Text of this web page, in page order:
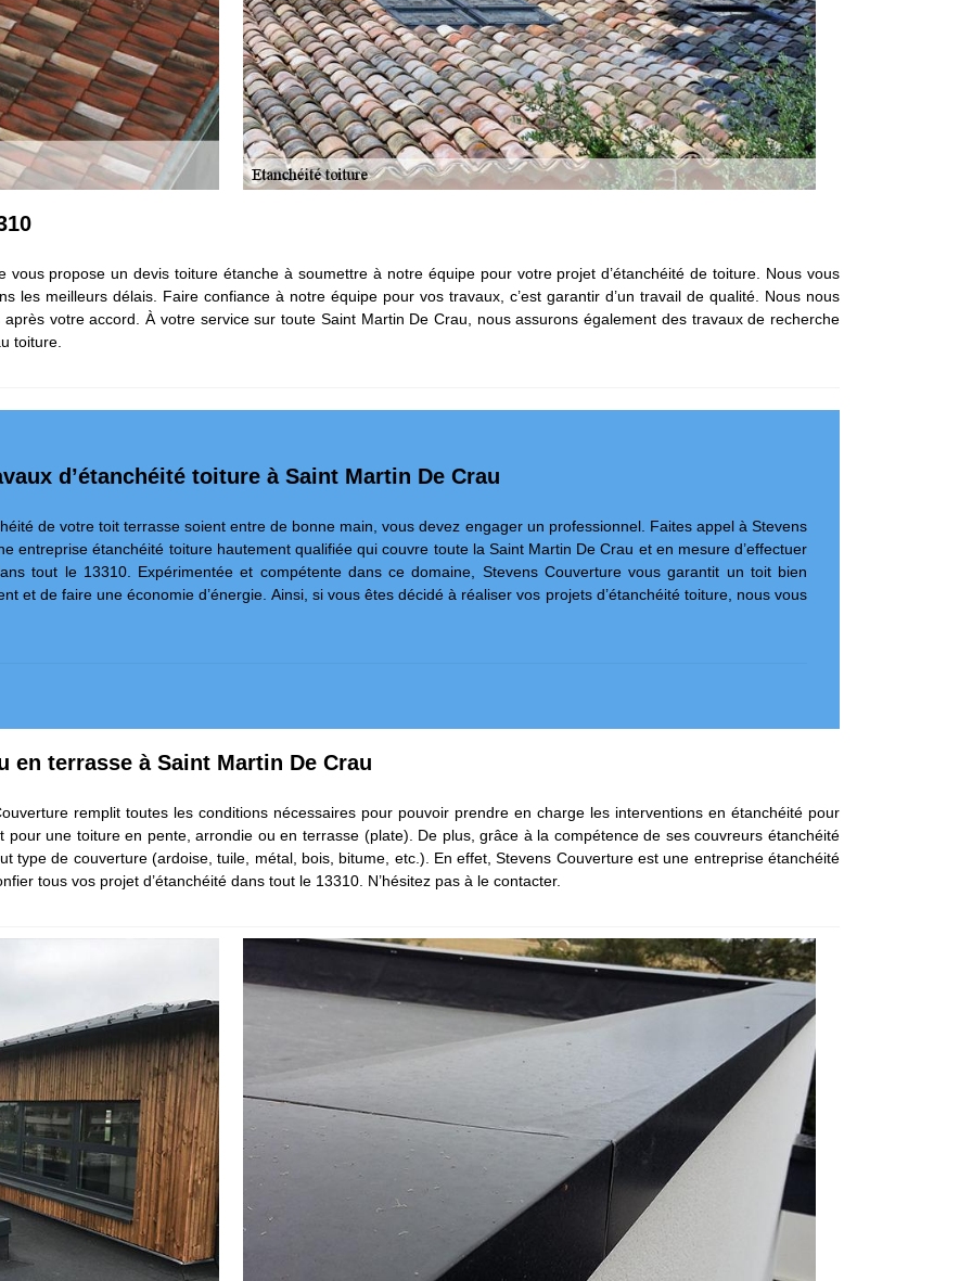
vous propose un devis toiture étanche à soumettre à notre équipe pour votre projet d’étanchéité de toiture. Nous vous
les meilleurs délais. Faire confiance à notre équipe pour vos travaux, c’est garantir d’un travail de qualité. Nous nous
votre accord. À votre service sur toute Saint Martin De Crau, nous assurons également des travaux de recherche
toiture.
d’étanchéité toiture à Saint Martin De Crau
de votre toit terrasse soient entre de bonne main, vous devez engager un professionnel. Faites appel à Stevens
entreprise étanchéité toiture hautement qualifiée qui couvre toute la Saint Martin De Crau et en mesure d’effectuer
tout le 13310. Expérimentée et compétente dans ce domaine, Stevens Couverture vous garantit un toit bien
et de faire une économie d’énergie. Ainsi, si vous êtes décidé à réaliser vos projets d’étanchéité toiture, nous vous
en terrasse à Saint Martin De Crau
remplit toutes les conditions nécessaires pour pouvoir prendre en charge les interventions en étanchéité pour
une toiture en pente, arrondie ou en terrasse (plate). De plus, grâce à la compétence de ses couvreurs étanchéité
type de couverture (ardoise, tuile, métal, bois, bitume, etc.). En effet, Stevens Couverture est une entreprise étanchéité
tous vos projet d’étanchéité dans tout le 13310. N’hésitez pas à le contacter.